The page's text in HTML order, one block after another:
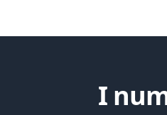
I